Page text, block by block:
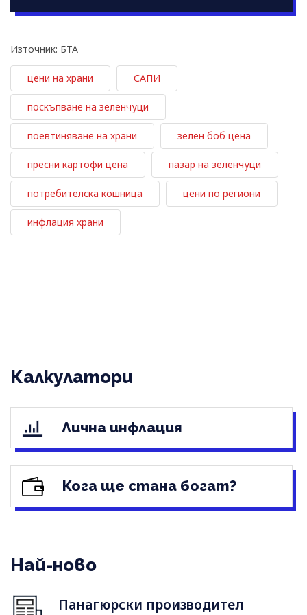
Източник: БТА
цени на храни САПИ
поскъпване на зеленчуци
поевтиняване на храни зелен боб цена
пресни картофи цена пазар на зеленчуци
потребителска кошница цени по региони
инфлация храни
Калкулатори
Лична инфлация
Кога ще стана богат?
Най-ново
Панагюрски производител